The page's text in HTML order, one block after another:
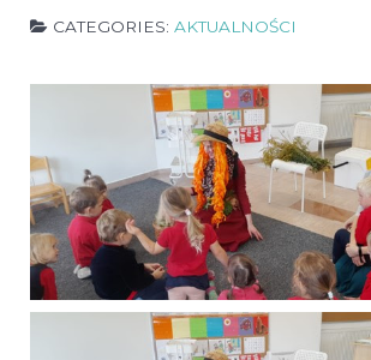
CATEGORIES: AKTUALNOŚCI